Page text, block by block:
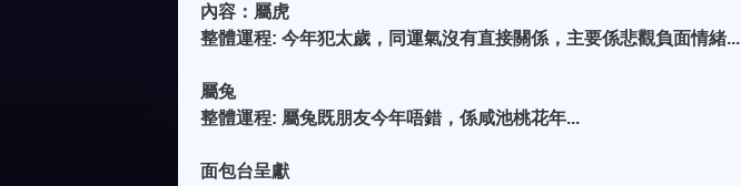
內容：屬虎
整體運程: 今年犯太歲，同運氣沒有直接關係，主要係悲觀負面情緒...
屬兔
整體運程: 屬兔既朋友今年唔錯，係咸池桃花年...
面包台呈獻